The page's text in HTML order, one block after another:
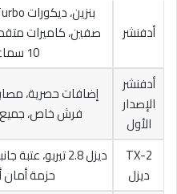
أدفنشر
صفين، كاميرات
10 سماعات
أدفنشر
الإصدار
الأول
إضافات حصرية،
فرش خاص، جميع
TX-2
ديزل
حزمة